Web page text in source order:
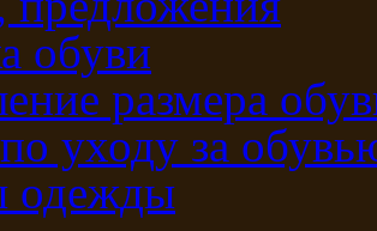
обуви
размера
уходу за
одежды